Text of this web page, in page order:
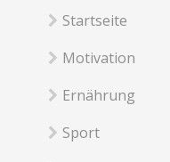
Startseite
Motivation
Ernährung
Sport